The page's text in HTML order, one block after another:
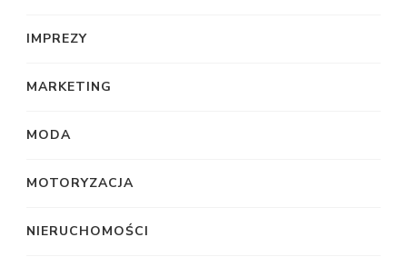
IMPREZY
MARKETING
MODA
MOTORYZACJA
NIERUCHOMOŚCI